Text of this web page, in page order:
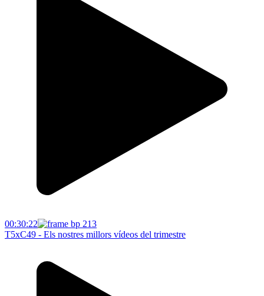
00:30:22
T5xC49 - Els nostres millors vídeos del trimestre